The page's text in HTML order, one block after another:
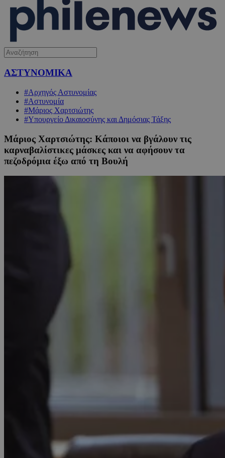
ΑΣΤΥΝΟΜΙΚΑ
#Αρχηγός Αστυνομίας
#Αστυνομία
#Μάριος Χαρτσιώτης
#Υπουργείο Δικαιοσύνης και Δημόσιας Τάξης
Μάριος Χαρτσιώτης: Κάποιοι να βγάλουν τις
καρναβαλίστικες μάσκες και να αφήσουν τα
πεζοδρόμια έξω από τη Βουλή